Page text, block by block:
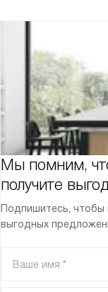
Мы помним,
получите
Подпишитесь, чтобы
выгодных